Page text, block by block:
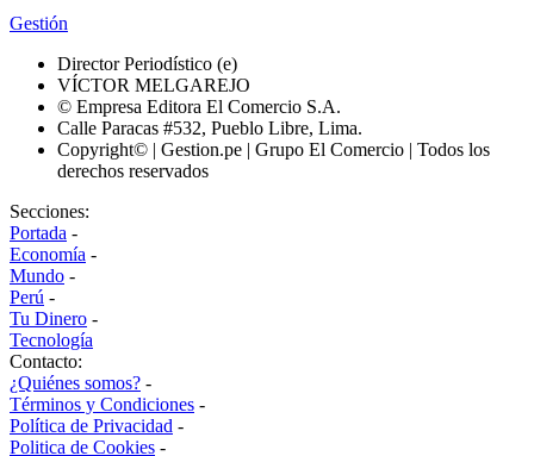
Gestión
Director Periodístico (e)
VÍCTOR MELGAREJO
© Empresa Editora El Comercio S.A.
Calle Paracas #532, Pueblo Libre, Lima.
Copyright© | Gestion.pe | Grupo El Comercio | Todos los
derechos reservados
Secciones:
Portada -
Economía -
Mundo -
Perú -
Tu Dinero -
Tecnología
Contacto:
¿Quiénes somos? -
Términos y Condiciones -
Política de Privacidad -
Politica de Cookies -